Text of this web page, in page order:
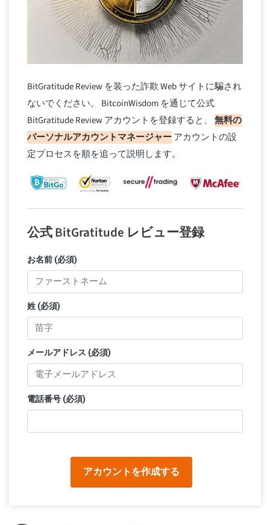
BitGratitude Review を装った詐欺 Web サイトに騙され
ないでください。 BitcoinWisdom を通じて公式
BitGratitude Review アカウントを登録すると、 無料の
パーソナルアカウントマネージャーアカウントの設
定プロセスを順を追って説明します。
公式 BitGratitude レビュー登録
お名前 (必須)
姓 (必須)
メールアドレス (必須)
電話番号 (必須)
アカウントを作成する